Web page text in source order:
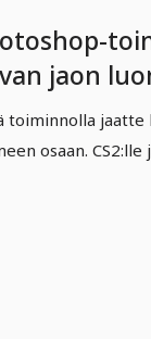
jaon
toiminnolla jaatte
osaan. CS2:lle